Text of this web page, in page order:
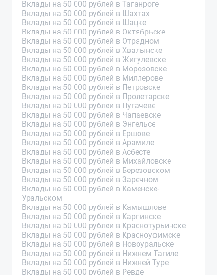
Вклады на 50 000 рублей в Таганроге
Вклады на 50 000 рублей в Шахтах
Вклады на 50 000 рублей в Шацке
Вклады на 50 000 рублей в Октябрьске
Вклады на 50 000 рублей в Отрадном
Вклады на 50 000 рублей в Хвалынске
Вклады на 50 000 рублей в Жигулевске
Вклады на 50 000 рублей в Морозовске
Вклады на 50 000 рублей в Миллерове
Вклады на 50 000 рублей в Петровске
Вклады на 50 000 рублей в Пролетарске
Вклады на 50 000 рублей в Пугачеве
Вклады на 50 000 рублей в Чапаевске
Вклады на 50 000 рублей в Энгельсе
Вклады на 50 000 рублей в Ершове
Вклады на 50 000 рублей в Арамиле
Вклады на 50 000 рублей в Асбесте
Вклады на 50 000 рублей в Михайловске
Вклады на 50 000 рублей в Березовском
Вклады на 50 000 рублей в Заречном
Вклады на 50 000 рублей в Каменске-
Уральском
Вклады на 50 000 рублей в Камышлове
Вклады на 50 000 рублей в Карпинске
Вклады на 50 000 рублей в Краснотурьинске
Вклады на 50 000 рублей в Красноуфимске
Вклады на 50 000 рублей в Новоуральске
Вклады на 50 000 рублей в Нижнем Тагиле
Вклады на 50 000 рублей в Нижней Туре
Вклады на 50 000 рублей в Ревде